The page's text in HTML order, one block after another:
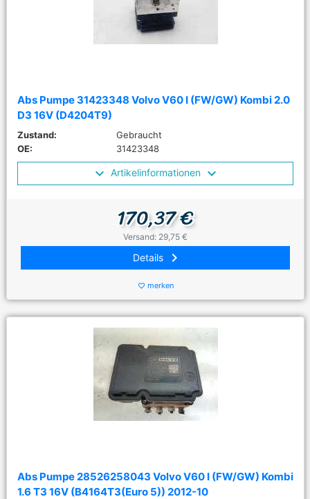
Abs Pumpe 31423348 Volvo V60 I (FW/GW) Kombi 2.0
D3 16V (D4204T9)
Zustand:
Gebraucht
OE:
31423348
Artikelinformationen
170,37 €
Versand: 29,75 €
Details keyboard_arrow_right
favorite_border merken
Abs Pumpe 28526258043 Volvo V60 I (FW/GW) Kombi
1.6 T3 16V (B4164T3(Euro 5)) 2012-10